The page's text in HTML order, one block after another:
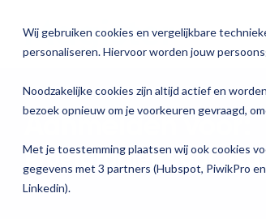
Wij gebruiken cookies en vergelijkbare
personaliseren. Hiervoor worden jouw
Noodzakelijke cookies zijn altijd actief en
bezoek opnieuw om je voorkeuren gevraagd,
Met je toestemming plaatsen wij ook cookies
gegevens met 3 partners (Hubspot, PiwikPro
Linkedin).
Magister MX
Aanmelden
Cijfertijd
Docenten
Onderwijsondersteunend personeel
Check-up
Quickscan
Actueel
Magister Journaal
Over ons
Aanmelden voor:
Proefdraaien voor